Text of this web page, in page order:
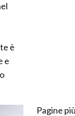
è
e
Pagine